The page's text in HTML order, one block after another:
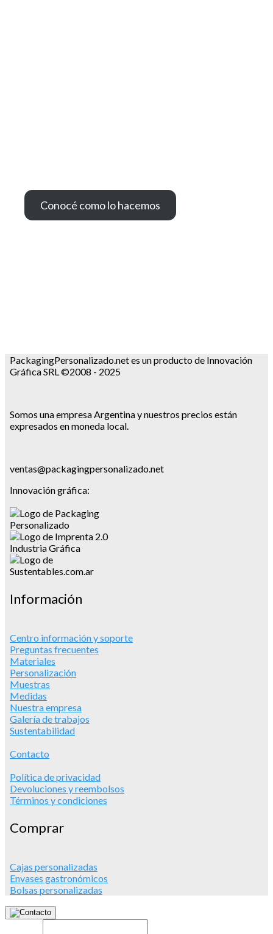
Conocé como lo hacemos
PackagingPersonalizado.net es un producto de Innovación
Gráfica SRL ©2008 - 2025
Somos una empresa Argentina y nuestros precios están
expresados en moneda local.
ventas@packagingpersonalizado.net
Innovación gráfica:
Información
Centro información y soporte
Preguntas frecuentes
Materiales
Personalización
Muestras
Medidas
Nuestra empresa
Galería de trabajos
Sustentabilidad
Contacto
Política de privacidad
Devoluciones y reembolsos
Términos y condiciones
Comprar
Cajas personalizadas
Envases gastronómicos
Bolsas personalizadas